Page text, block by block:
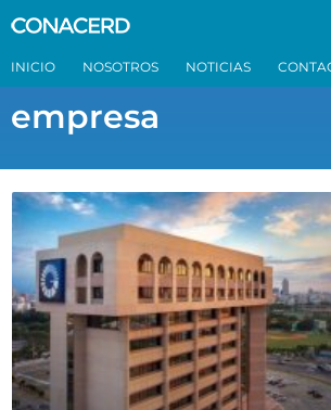
INICIO NOSOTROS NOTICIAS
empresa